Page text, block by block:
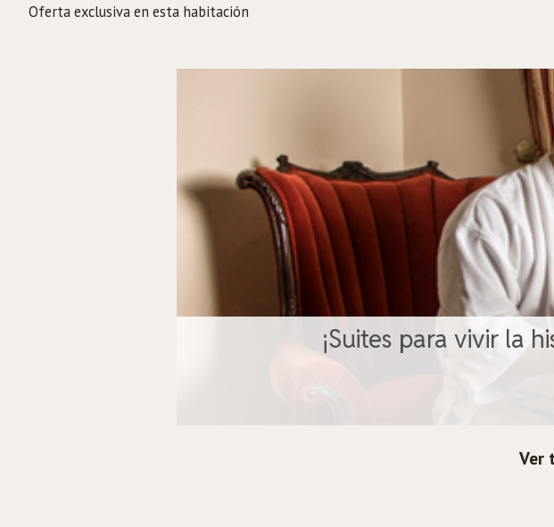
Oferta exclusiva en esta habitación
¡Suites para vivir la
Ver